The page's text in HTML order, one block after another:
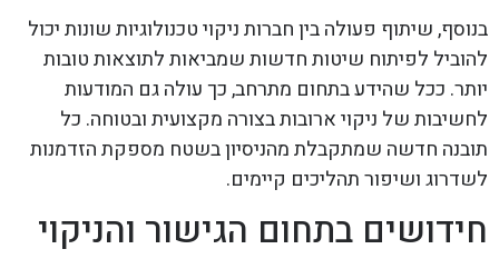
בנוסף, שיתוף פעולה בין חברות ניקוי טכנולוגיות שונות יכול
להוביל לפיתוח שיטות חדשות שמביאות לתוצאות טובות
יותר. ככל שהידע בתחום מתרחב, כך עולה גם המודעות
לחשיבות של ניקוי ארובות בצורה מקצועית ובטוחה. כל
תובנה חדשה שמתקבלת מהניסיון בשטח מספקת הזדמנות
לשדרוג ושיפור תהליכים קיימים.
חידושים בתחום הגישור והניקוי